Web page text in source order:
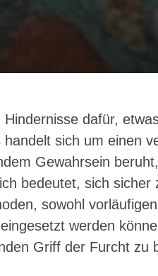
dafür,
sich um einen
Gewahrsein
bedeutet, sich sicher
sowohl
werden
Griff der Furcht zu